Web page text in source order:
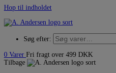
Hop til indholdet
Søg efter:
0 Varer Fri fragt over 499 DKK
Tilbage